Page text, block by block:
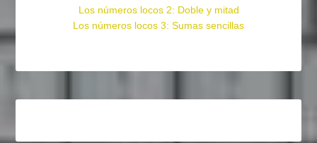
Los números locos 2: Doble y mitad
Los números locos 3: Sumas sencillas